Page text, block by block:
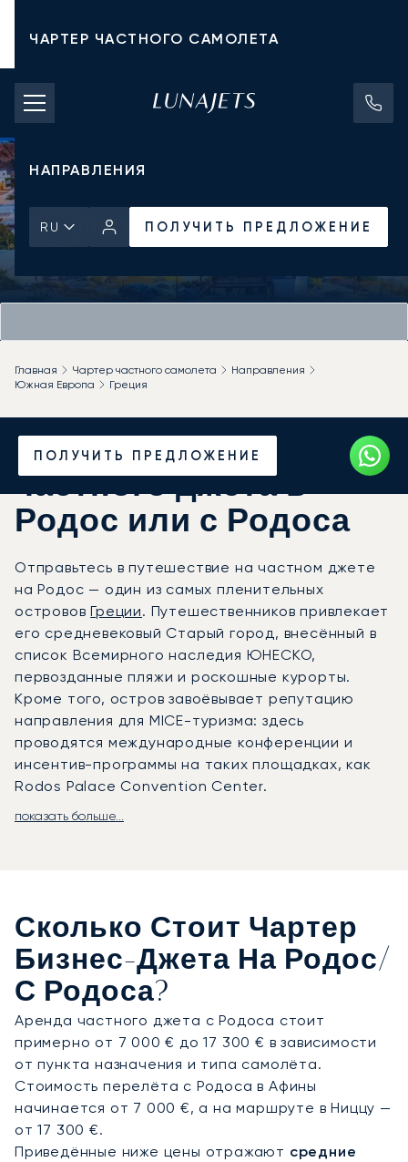
ЧАРТЕР ЧАСТНОГО САМОЛЕТА
СТОИМОСТЬ ЧАРТЕРА
ЧАСТНЫЕ САМОЛЕТЫ
НАПРАВЛЕНИЯ
RU ПОЛУЧИТЬ ПРЕДЛОЖЕНИЕ
ПОЛУЧИТЬ ПРЕДЛОЖЕНИЕ
Главная Чартер частного самолета
Направления
Южная Европа
Греция
Закажите аренду
частного джета в
Родос или с Родоса
Отправьтесь в путешествие на частном джете
на Родос — один из самых пленительных
острововГреции. Путешественников привлекает
его средневековый Старый город, внесённый в
список Всемирного наследия ЮНЕСКО,
первозданные пляжи и роскошные курорты.
Кроме того, остров завоёвывает репутацию
направления для MICE-туризма: здесь
проводятся международные конференции и
инсентив-программы на таких площадках, как
Rodos Palace Convention Center.
LunaJets организует частные перелёты в
услугам наших клиентов — безупречный и
конфиденциальный сервис, индивидуально
составленные маршруты и частные трансферы
на элитные курорты, такие как Elysium,
прибрежные виллы или к яхтам в гавани
Мандраки. Мы также можем организовать
вертолётный трансфер на соседние острова,
включая Сими или Кос. Отдыхаете ли вы за игрой
в гольф в Афанду, посещаете культурный
фестиваль или отправляетесь в путешествие по
Эгейскому морю на яхте — мы продумаем
показать больше...
Сколько Стоит Чартер
Бизнес-Джета На Родос/
С Родоса?
Аренда частного джета с Родоса стоит
примерно от 7 000 € до 17 300 € в зависимости
от пункта назначения и типа самолёта.
Стоимость перелёта с Родоса в Афины
начинается от 7 000 €, а на маршруте в Ниццу —
от 17 300 €.
Приведённые ниже цены отражают средние